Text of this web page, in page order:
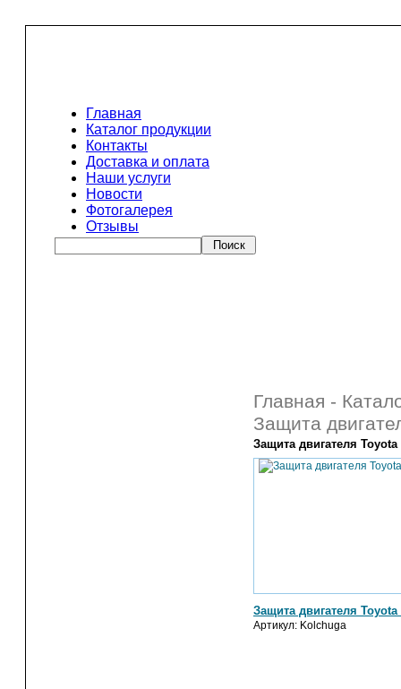
Главная
Каталог продукции
Контакты
Доставка и оплата
Наши услуги
Новости
Фотогалерея
Отзывы
Главная -
Защита
Защита двигателя
Защита двигателя
Артикул: Kolchuga